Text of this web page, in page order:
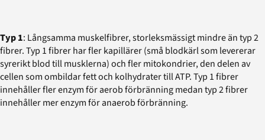
Typ 1: Långsamma muskelfibrer, storleksmässigt mindre än typ 2
fibrer. Typ 1 fibrer har fler kapillärer (små blodkärl som levererar
syrerikt blod till musklerna) och fler mitokondrier, den delen av
cellen som ombildar fett och kolhydrater till ATP. Typ 1 fibrer
innehåller fler enzym för aerob förbränning medan typ 2 fibrer
innehåller mer enzym för anaerob förbränning.